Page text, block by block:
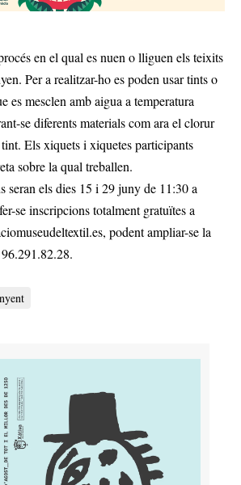
en el qual es nuen o lliguen els teixits
Per a realitzar-ho es poden usar tints o
es mesclen amb aigua a temperatura
se diferents materials com ara el clorur
Els xiquets i xiquetes participants
sobre la qual treballen.
seran els dies 15 i 29 juny de 11:30 a
se inscripcions totalment gratuïtes a
, podent ampliar-se la